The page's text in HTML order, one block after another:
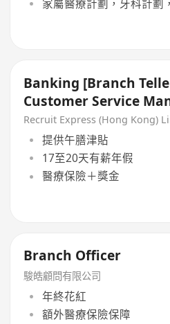
家屬醫療計劃，牙科計劃
Banking [Branch
Customer Service
用追數/不需考牌] #RAA
Recruit Express (Hong Kong)
提供午膳津貼
17至20天有薪年假
醫療保險＋獎金
Branch Officer
駿皓顧問有限公司
年終花紅
額外醫療保險保障